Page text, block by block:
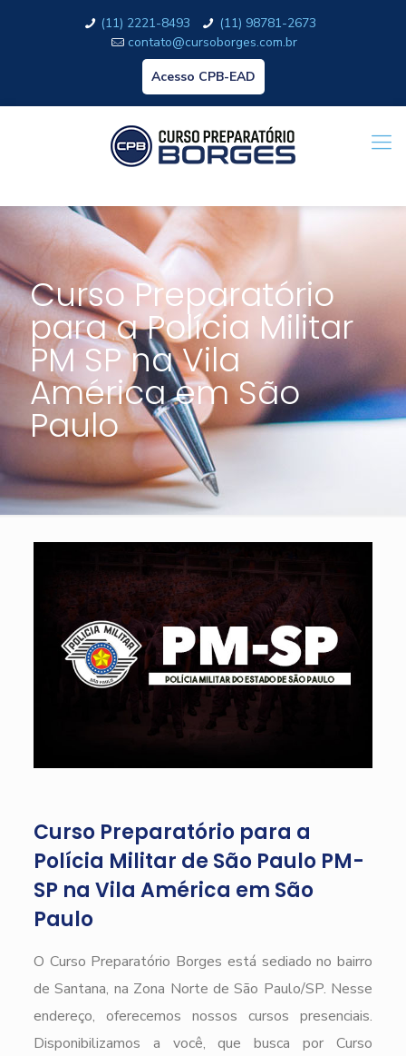
(11) 2221-8493
(11) 98781-2673
contato@cursoborges.com.br
Acesso CPB-EAD
Curso Preparatório
para a Polícia Militar
PM SP na Vila
América em São
Paulo
Curso Preparatório para a
Polícia Militar de São Paulo PM-
SP na Vila América em São
Paulo
O Curso Preparatório Borges está sediado no bairro
de Santana, na Zona Norte de São Paulo/SP. Nesse
endereço, oferecemos nossos cursos presenciais.
Disponibilizamos a você, que busca por Curso